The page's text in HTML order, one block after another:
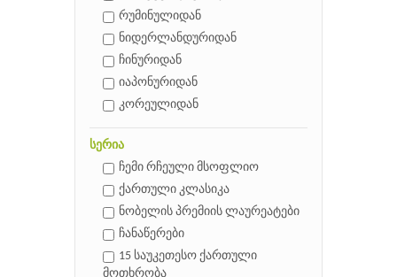
რუმინულიდან
ნიდერლანდურიდან
ჩინურიდან
იაპონურიდან
კორეულიდან
სერია
ჩემი რჩეული მსოფლიო
ქართული კლასიკა
ნობელის პრემიის ლაურეატები
ჩანაწერები
15 საუკეთესო ქართული
მოთხრობა